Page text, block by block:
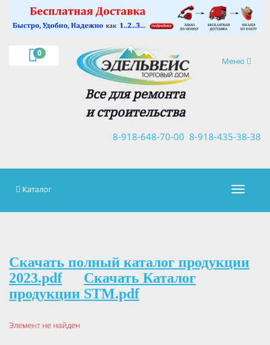
0
Навигация
Меню
Все для ремонта
и строительства
8-918-435-38-38
8-918-648-70-00
×
Каталог
Скачать полный каталог продукции
2023.pdf
Скачать Каталог
продукции STM.pdf
Элемент не найден